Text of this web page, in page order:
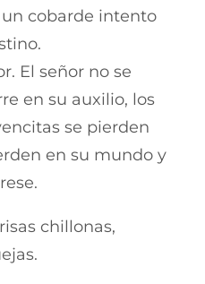
cobarde intento
El señor no se
en su auxilio, los
se pierden
en su mundo y
chillonas,